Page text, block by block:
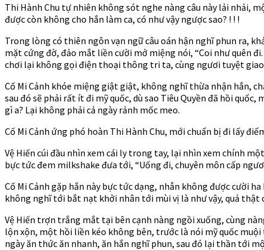
Thi Hành Chu tự nhiên không sót nghe nàng câu này lải nhải,
được còn không cho hắn làm ca, có như vậy ngược sao? ! ! !
Trong lòng có thiên ngôn vạn ngữ câu oán hận nghĩ phun ra,
mặt cứng đờ, đảo mắt liền cười mở miệng nói, “Coi như quên
chơi lại không gọi điện thoại thông tri ta, cùng ngươi tuyệt giao
Cố Mi Cảnh khóe miệng giật giật, không nghĩ thừa nhận hắn,
sau đó sẽ phải rất ít đi mỹ quốc, dù sao Tiêu Quyền đã hồi
gì a? Lại không phải cả ngày rảnh mốc meo.
Cố Mi Cảnh ứng phó hoàn Thi Hành Chu, mới chuẩn bị đi lấy
Vệ Hiến cúi đầu nhìn xem cái ly trong tay, lại nhìn xem chính
bực tức đem milkshake đưa tới, “Uống đi, chuyên môn cấp
Cố Mi Cảnh gặp hắn này bực tức dạng, nhẫn không được cười
không nghĩ tới bắt nạt khởi nhân tới mùi vị là như vậy, quả thật
Vệ Hiến trợn trắng mắt tại bên cạnh nàng ngồi xuống, cùng
lộn xộn, một hồi liền kéo không bên, trước là nói mỹ quốc
ngày ăn thức ăn nhanh, ăn hắn nghĩ phun, sau đó lại thần tới